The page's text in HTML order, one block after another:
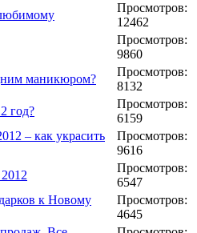
Просмотров:
12462
Просмотров:
9860
маникюром?
Просмотров:
8132
год?
Просмотров:
6159
– как украсить
Просмотров:
9616
Просмотров:
6547
к Новому
Просмотров:
4645